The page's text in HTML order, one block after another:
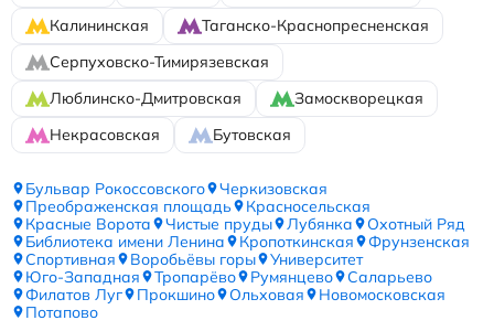
Калининская
Таганско-Краснопресненская
Серпуховско-Тимирязевская
Люблинско-Дмитровская
Замоскворецкая
Некрасовская
Бутовская
Бульвар Рокоссовского
Черкизовская
Преображенская площадь
Красносельская
Красные Ворота
Чистые пруды Лубянка
Охотный Ряд
Библиотека имени Ленина
Кропоткинская
Фрунзенская
Спортивная
Воробьёвы горы
Университет
Юго-Западная
Тропарёво Румянцево
Саларьево
Филатов Луг
Прокшино Ольховая
Новомосковская
Потапово